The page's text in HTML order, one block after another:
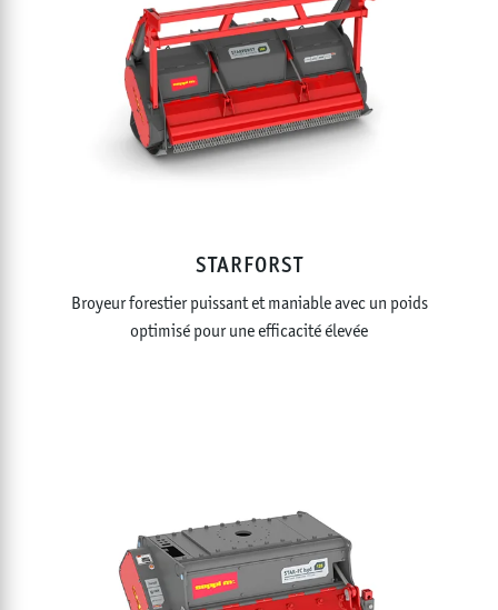
STARFORST
Broyeur forestier puissant et maniable avec un poids
optimisé pour une efficacité élevée